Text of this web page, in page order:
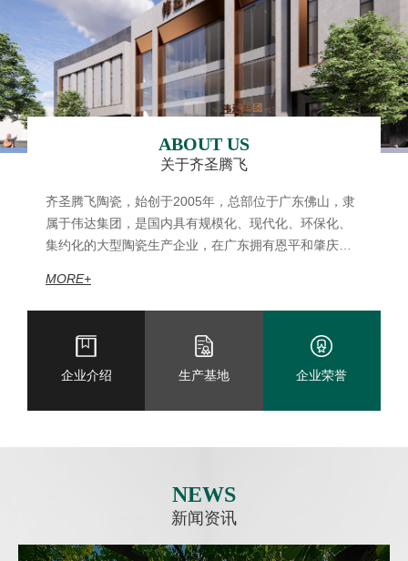
ABOUT US
关于齐圣腾飞
齐圣腾飞陶瓷，始创于2005年，总部位于广东佛山，隶
属于伟达集团，是国内具有规模化、现代化、环保化、
集约化的大型陶瓷生产企业，在广东拥有恩平和肇庆两
备、16组窑炉和10条抛光线、国内先进468米长锟道窑
生产线，年产能超9600万平方米。并拥有独立的研发部
门和数百名专业技术人员，产品不断迭代更新，引领行
业风尚。
MORE+
企业介绍 生产基地 企业荣誉
NEWS
新闻资讯